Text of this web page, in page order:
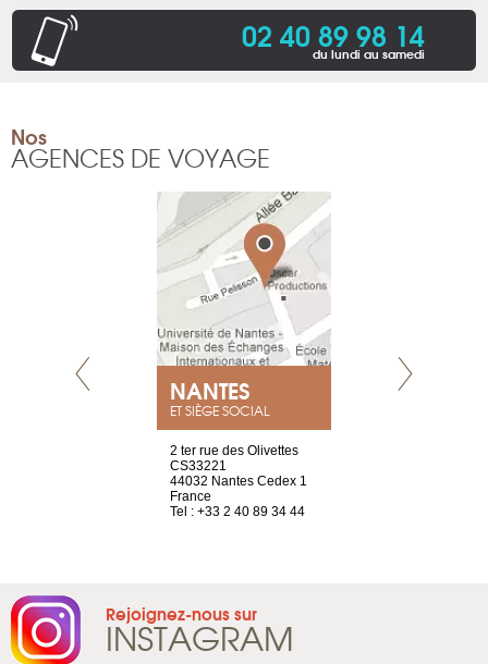
02 40 89 98 14
du lundi au samedi
Nos
AGENCES DE VOYAGE
NANTES
ET SIÈGE SOCIAL
2 ter rue des Olivettes
CS33221
44032 Nantes Cedex 1
France
Tel : +33 2 40 89 34 44
Rejoignez-nous sur
INSTAGRAM